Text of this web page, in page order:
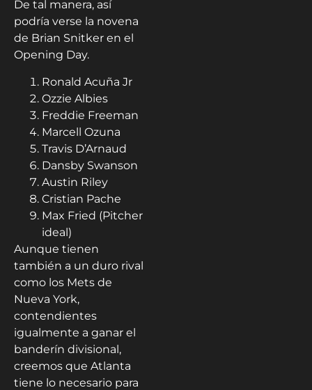
De tal manera, así
podría verse la novena
de Brian Snitker en el
Opening Day.
Ronald Acuña Jr
Ozzie Albies
Freddie Freeman
Marcell Ozuna
Travis D’Arnaud
Dansby Swanson
Austin Riley
Cristian Pache
Max Fried (Pitcher
ideal)
Aunque tienen
también a un duro rival
como los Mets de
Nueva York,
contendientes
igualmente a ganar el
banderín divisional,
creemos que Atlanta
tiene lo necesario para